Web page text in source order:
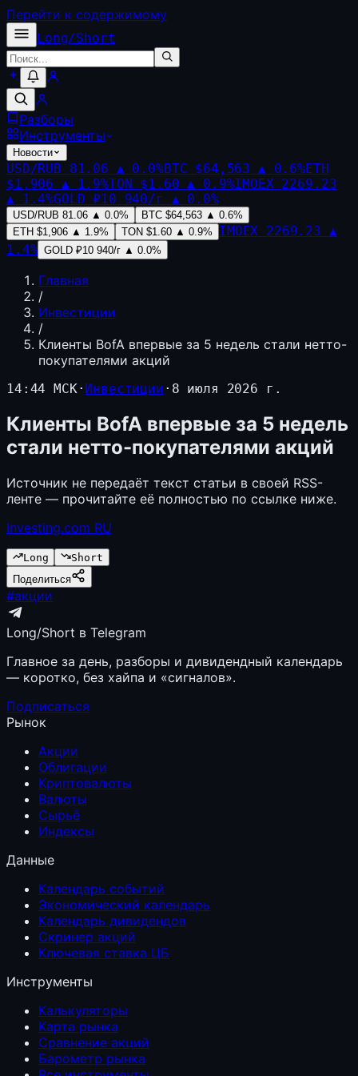
Перейти к содержимому
Long/Short
Разборы
Инструменты
Новости
USD/RUB 81.06 ▲ 0.0%BTC $64,563 ▲ 0.6%ETH
$1,906 ▲ 1.9%TON $1.60 ▲ 0.9%IMOEX 2269.23
▲
1.4%GOLD ₽10 940/г ▲ 0.0%
USD/RUB 81.06 ▲ 0.0% BTC $64,563 ▲ 0.6%
ETH $1,906 ▲ 1.9% TON $1.60 ▲ 0.9% IMOEX 2269.23 ▲
1.4% GOLD ₽10 940/г ▲ 0.0%
Главная
/
Инвестиции
/
Клиенты BofA впервые за 5 недель стали нетто-
покупателями акций
14:44 МСК· Инвестиции · 8 июля 2026 г.
Клиенты BofA впервые за 5 недель
стали нетто-покупателями акций
Источник не передаёт текст статьи в своей RSS-
ленте — прочитайте её полностью по ссылке ниже.
Investing.com RU
Long
Short
Поделиться
#акции
Long/Short в Telegram
Главное за день, разборы и дивидендный календарь
— коротко, без хайпа и «сигналов».
Подписаться
Рынок
Акции
Облигации
Криптовалюты
Валюты
Сырьё
Индексы
Данные
Календарь событий
Экономический календарь
Календарь дивидендов
Скринер акций
Ключевая ставка ЦБ
Инструменты
Калькуляторы
Карта рынка
Сравнение акций
Барометр рынка